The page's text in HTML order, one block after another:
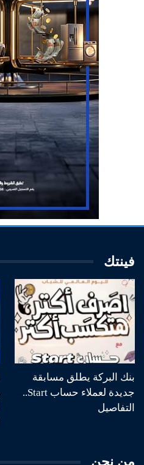
فينتك
بنك البركة يطلق مسابقة
جديدة لعملاء حساب Start..
التفاصيل
من نحن